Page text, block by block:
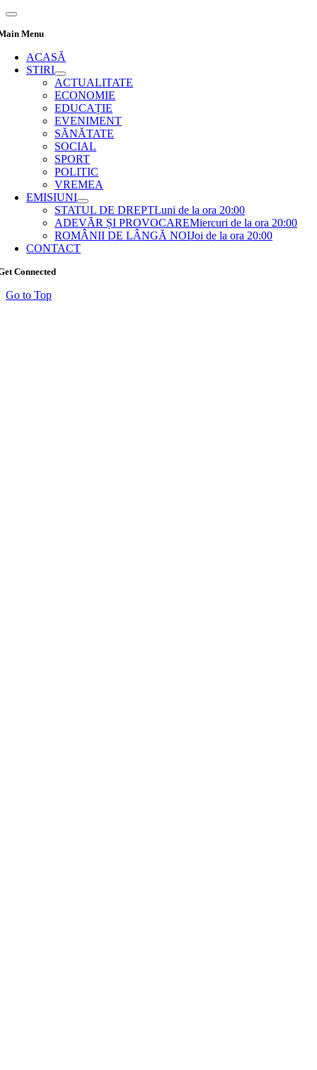
Menu
ACASĂ
STIRI
ACTUALITATE
ECONOMIE
EDUCAȚIE
EVENIMENT
SĂNĂTATE
SOCIAL
SPORT
POLITIC
VREMEA
EMISIUNI
STATUL DE DREPTLuni de la ora 20:00
ADEVĂR ȘI PROVOCAREMiercuri de la ora 20:00
ROMÂNII DE LÂNGĂ NOIJoi de la ora 20:00
CONTACT
Connected
Go to Top